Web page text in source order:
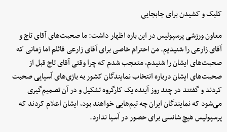
کلیک و کشیدن برای جابجایی
معاون ورزشی پرسپولیس در این باره اظهار داشت: ما صحبت‌های آقای تاج و
آقای زارعی را شنیدیم. من احترام خاصی برای آقای زارعی قائلم اما زمانی که
صحبت‌های ایشان را شنیدم، متعجب شدم که چرا وقتی آقای تاج قبل از
صحبت‌های ایشان درباره انتخاب نمایندگان کشور به بازی‌های آسیایی صحبت
کردند و گفتند در چند روز آینده یک کارگروه تشکیل و در آن تصمیم‌گیری
می‌شود که نمایندگان ایران چه تیم‌هایی خواهند بود، ایشان اعلام کردند که
پرسپولیس هیچ شانسی برای حصور در آسیا ندارد.